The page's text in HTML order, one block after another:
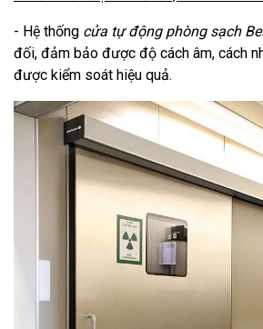
- Hệ thống cửa tự động phòng sạch
đối, đảm bảo được độ cách âm, cách
được kiểm soát hiệu quả.